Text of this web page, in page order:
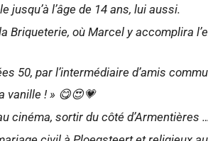
jusqu’à l’âge de 14 ans, lui aussi.
Briqueterie, où Marcel y accomplira
50, par l’intermédiaire d’amis
vanille ! » 😋😍💗
cinéma, sortir du côté d’Armentières …